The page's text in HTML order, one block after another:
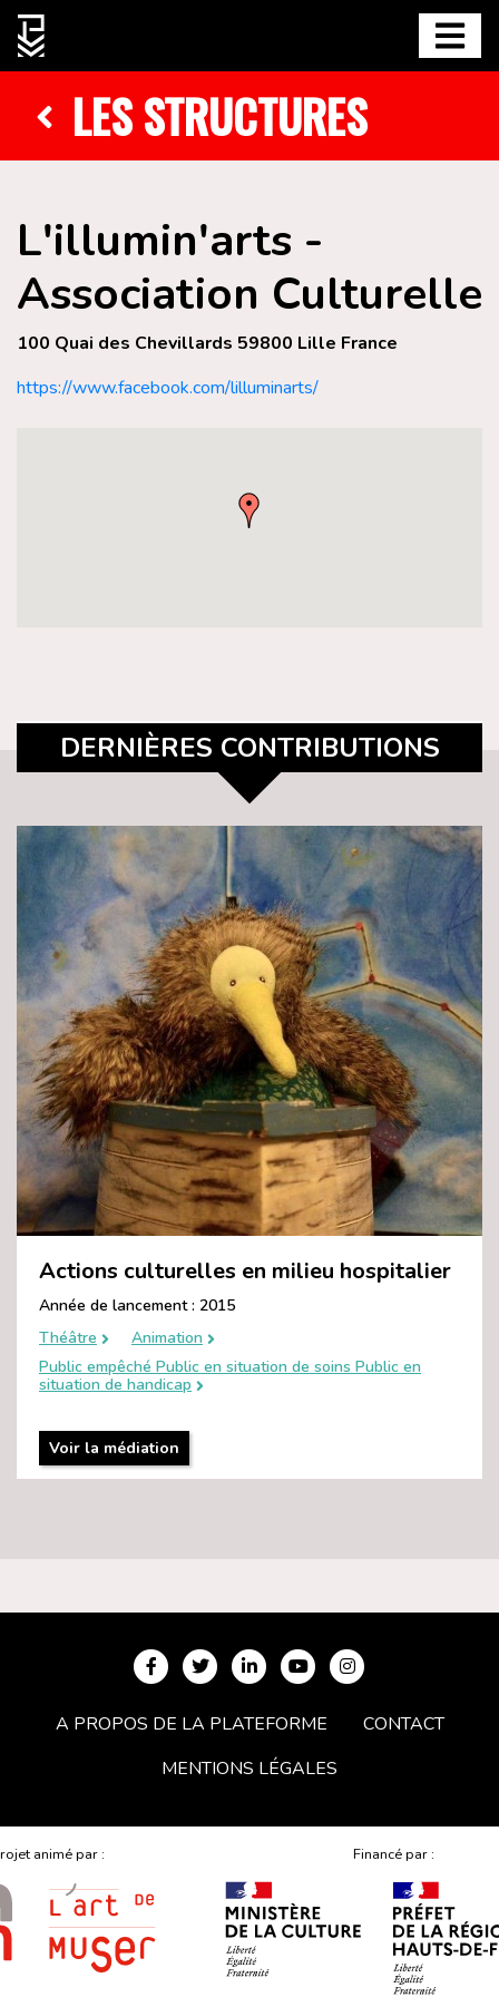
LES STRUCTURES
L'illumin'arts -
Association Culturelle
100 Quai des Chevillards 59800 Lille France
https://www.facebook.com/lilluminarts/
DERNIÈRES CONTRIBUTIONS
Actions culturelles en milieu hospitalier
Année de lancement : 2015
Théâtre
Animation
Public empêché Public en situation de soins Public en
situation de handicap
Voir la médiation
A PROPOS DE LA PLATEFORME
CONTACT
MENTIONS LÉGALES
animé par : Financé par :